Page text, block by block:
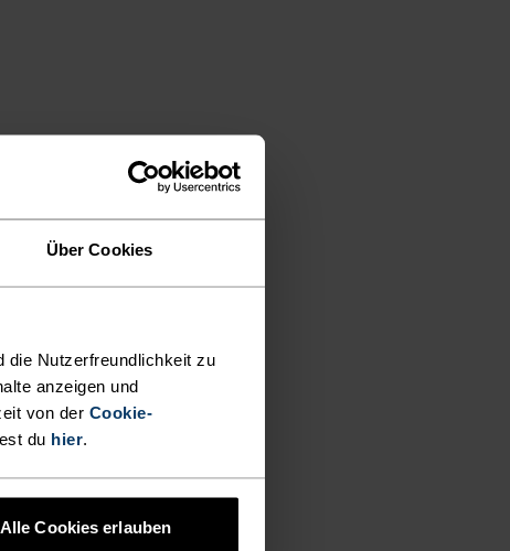
Über Cookies
die Nutzerfreundlichkeit zu
anzeigen und
von der Cookie-
du hier.
Alle Cookies erlauben